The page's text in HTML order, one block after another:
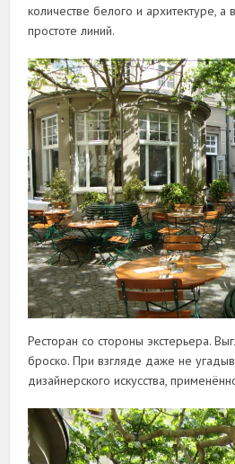
количестве белого и архитектуре, а
простоте линий.
Ресторан со стороны экстерьера.
броско. При взгляде даже не
дизайнерского искусства,